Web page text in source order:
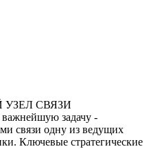
УЗЕЛ СВЯЗИ
задачу -
связи одну из ведущих
Ключевые стратегические